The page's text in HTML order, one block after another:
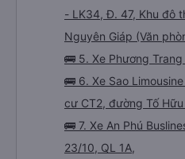
- LK34, Đ. 47, Khu đô
Nguyên Giáp (Văn
🚌 5. Xe Phương
🚌 6. Xe Sao
cư CT2, đường Tố
🚌 7. Xe An Phú
23/10, QL 1A,